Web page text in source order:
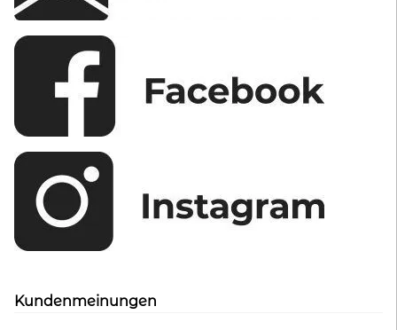
Kundenmeinungen